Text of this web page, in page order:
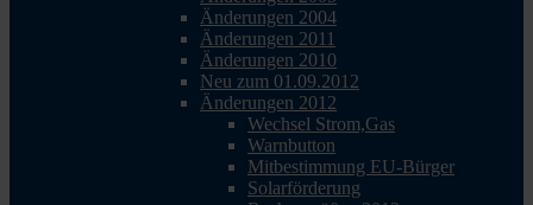
Änderungen 2004
Änderungen 2011
Änderungen 2010
Neu zum 01.09.2012
Änderungen 2012
Wechsel Strom,Gas
Warnbutton
Mitbestimmung EU-Bürger
Solarförderung